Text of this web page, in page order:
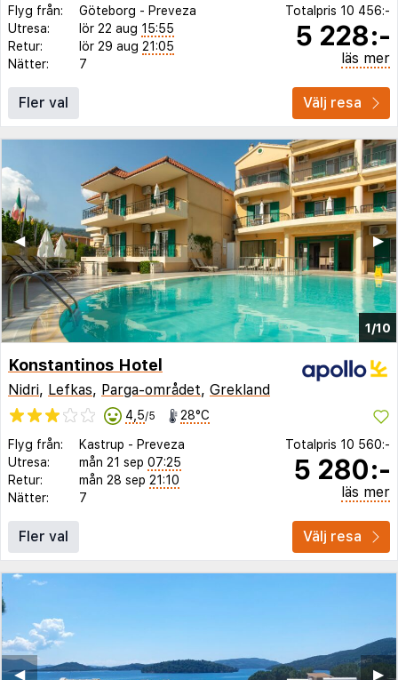
Flyg från: Göteborg - Preveza
Utresa:
lör 22 aug 15:55
Retur:
lör 29 aug 21:05
Nätter:
7
Totalpris 10 456:-
5 228:-
läs mer
Fler val Välj resa
1/10
▶︎
◀︎
Konstantinos Hotel
Nidri, Lefkas, Parga-området, Grekland
4,5/5 28°C
Flyg från: Kastrup - Preveza
Utresa:
mån 21 sep 07:25
Retur:
mån 28 sep 21:10
Nätter:
7
Totalpris 10 560:-
5 280:-
läs mer
Fler val Välj resa
▶︎
◀︎